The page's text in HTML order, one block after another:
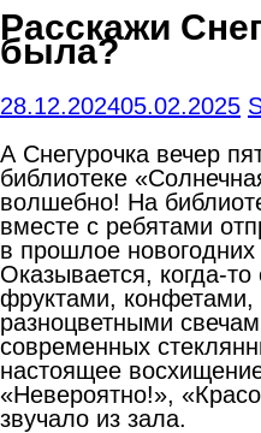
Расскажи
была?
28.12.202405.02.2025
А Снегурочка вечер
библиотеке
волшебно! На
вместе с ребятами
в прошлое
Оказывается, когда-
фруктами, конфетами,
разноцветными
современных
настоящее
«Невероятно!»,
звучало из зала.